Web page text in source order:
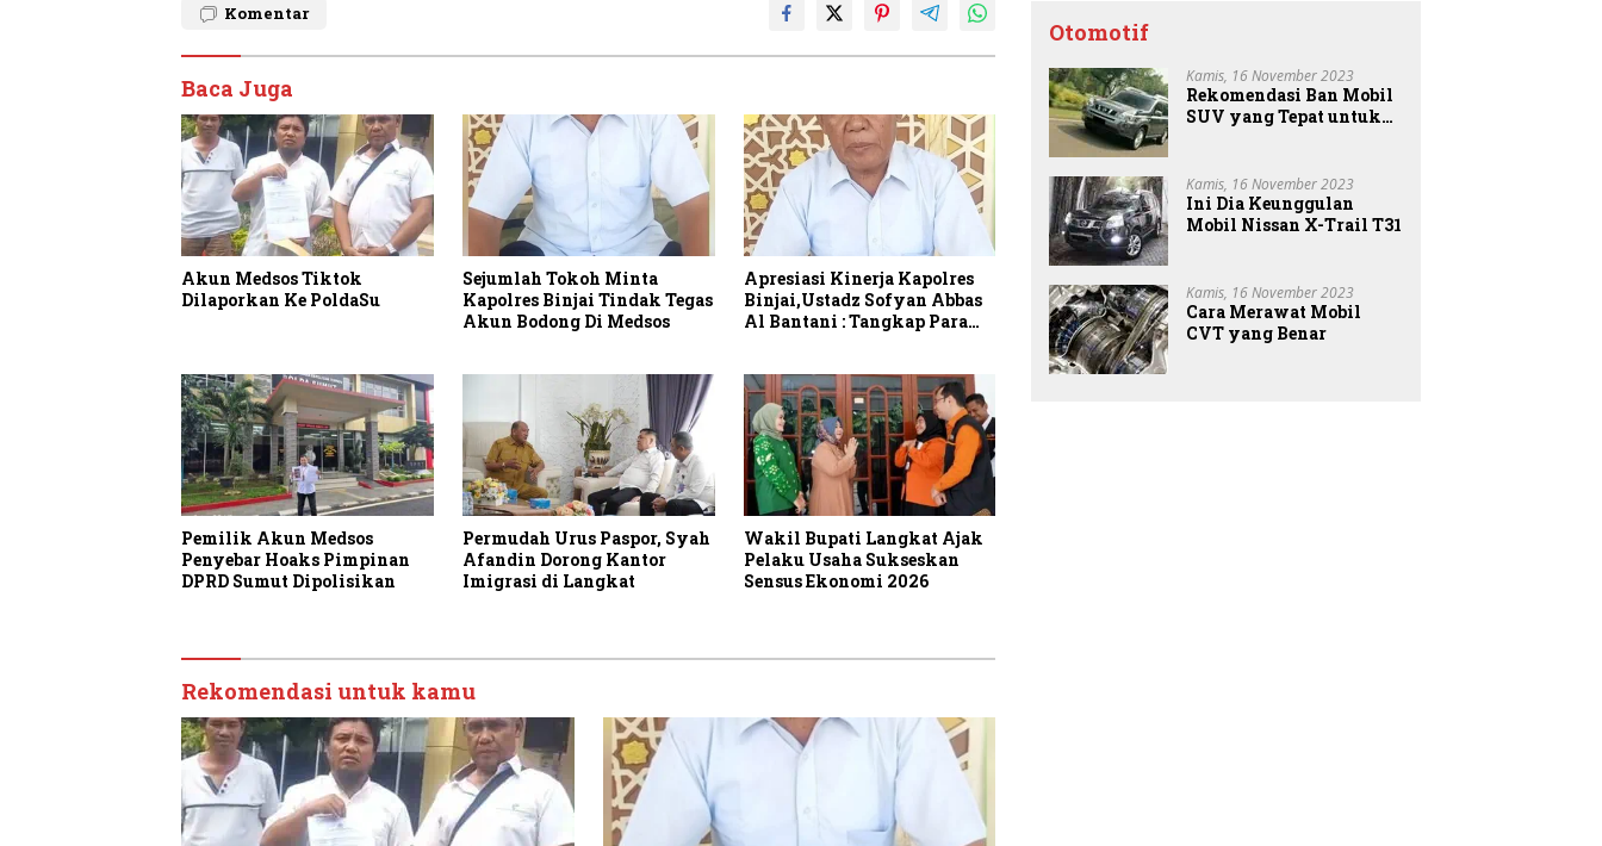
Komentar
Baca Juga
Akun Medsos Tiktok
Dilaporkan Ke PoldaSu
Sejumlah Tokoh Minta
Kapolres Binjai Tindak Tegas
Akun Bodong Di Medsos
Apresiasi Kinerja Kapolres
Binjai,Ustadz Sofyan Abbas
Al Bantani : Tangkap Para
Ketidakkondusifan
Pemilik Akun Medsos
Penyebar Hoaks Pimpinan
DPRD Sumut Dipolisikan
Permudah Urus Paspor, Syah
Afandin Dorong Kantor
Imigrasi di Langkat
Wakil Bupati Langkat Ajak
Pelaku Usaha Sukseskan
Sensus Ekonomi 2026
Rekomendasi untuk kamu
Otomotif
Kamis, 16 November 2023
Rekomendasi Ban Mobil
SUV yang Tepat untuk
Kamis, 16 November 2023
Ini Dia Keunggulan
Mobil Nissan X-Trail T31
Kamis, 16 November 2023
Cara Merawat Mobil
CVT yang Benar